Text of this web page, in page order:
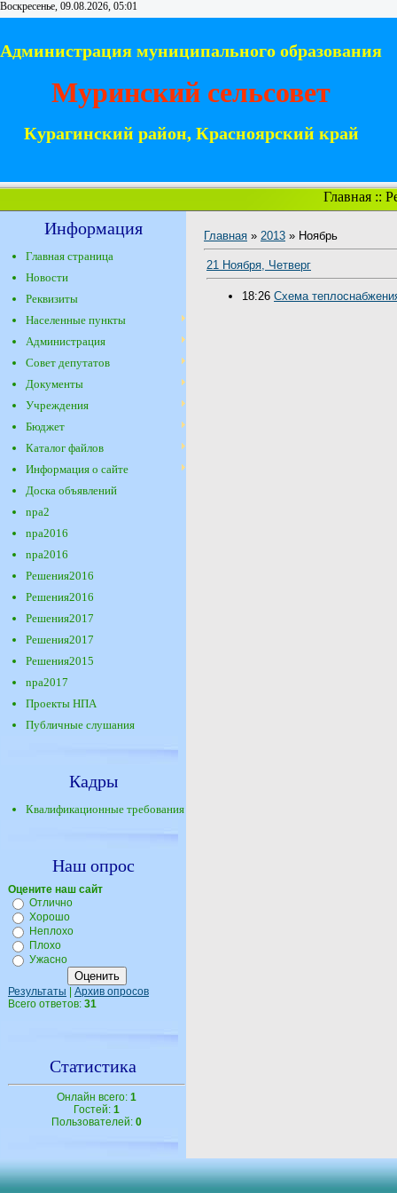
Воскресенье, 09.08.2026, 05:01
Администрация муниципального образования
Муринский сельсовет
Курагинский район, Красноярский край
Главная::
Информация
Главная страница
Новости
Реквизиты
Населенные пункты
Администрация
Совет депутатов
Документы
Учреждения
Бюджет
Каталог файлов
Информация о сайте
Доска объявлений
npa2
npa2016
npa2016
Решения2016
Решения2016
Решения2017
Решения2017
Решения2015
npa2017
Проекты НПА
Публичные слушания
Кадры
Квалификационные требования
Наш опрос
Оцените наш сайт
Отлично
Хорошо
Неплохо
Плохо
Ужасно
Результаты
Архив опросов
Всего ответов: 31
Статистика
Онлайн всего: 1
Гостей: 1
Пользователей: 0
Главная » 2013 » Ноябрь
21 Ноября, Четверг
18:26 Схема